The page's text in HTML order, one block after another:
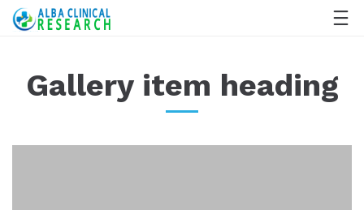
Gallery item heading